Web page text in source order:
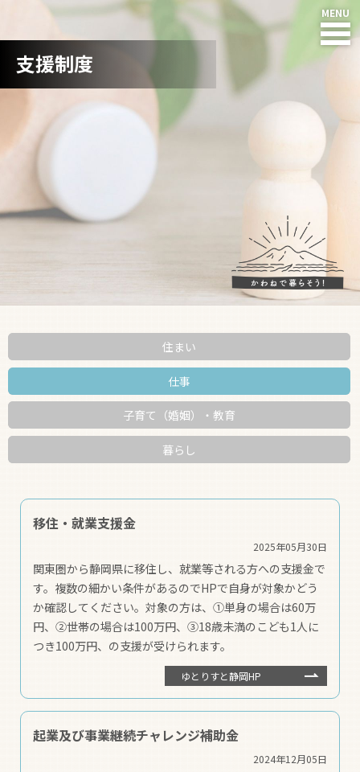
NEWS
暮らし
支援制度
支援制度
住まい
仕事
子育て（婚姻）・教育
暮らし
移住・就業支援金
2025年05月30日
関東圏から静岡県に移住し、就業等される方への支援金で
す。複数の細かい条件があるのでHPで自身が対象かどう
か確認してください。対象の方は、①単身の場合は60万
円、②世帯の場合は100万円、③18歳未満のこども1人に
つき100万円、の支援が受けられます。
ゆとりすと静岡HP
起業及び事業継続チャレンジ補助金
2024年12月05日